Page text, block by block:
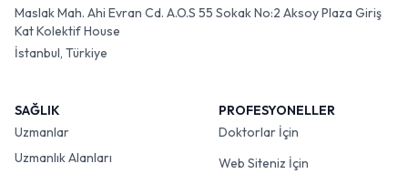
Maslak Mah. Ahi Evran Cd. A.O.S 55 Sokak No:2 Aksoy Plaza Giriş
Kat Kolektif House
İstanbul, Türkiye
SAĞLIK
Uzmanlar
Uzmanlık Alanları
PROFESYONELLER
Doktorlar İçin
Web Siteniz İçin